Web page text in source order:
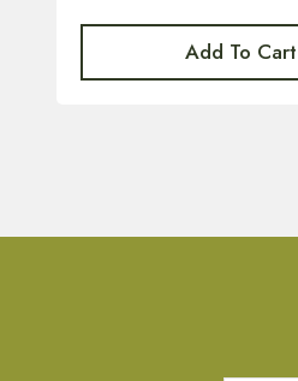
Add To Cart